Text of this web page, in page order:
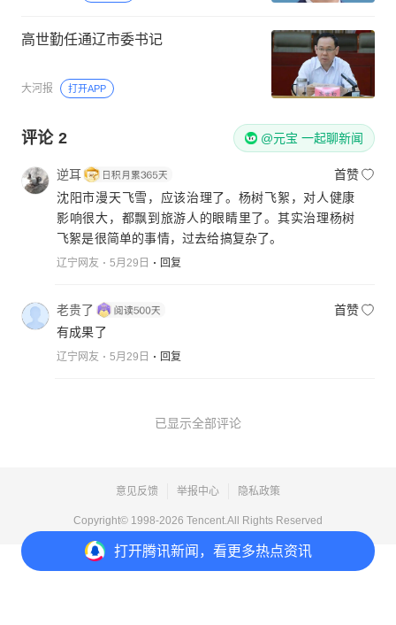
打开腾讯新闻，看更多热点资讯
高世勤任通辽市委书记
大河报 打开APP
评论 2 @元宝 一起聊新闻
逆耳
首赞
沈阳市漫天飞雪，应该治理了。杨树飞絮，对人健康
影响很大，都飘到旅游人的眼睛里了。其实治理杨树
飞絮是很简单的事情，过去给搞复杂了。
辽宁网友 5月29日 回复
老贵了
首赞
有成果了
辽宁网友 5月29日 回复
已显示全部评论
意见反馈 举报中心 隐私政策
Copyright© 1998-2026 Tencent.All Rights Reserved